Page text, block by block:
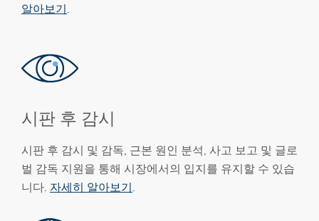
알아보기.
시판 후 감시
시판 후 감시 및 감독, 근본 원인 분석, 사고 보고 및 글로
벌 감독 지원을 통해 시장에서의 입지를 유지할 수 있습
니다. 자세히 알아보기.